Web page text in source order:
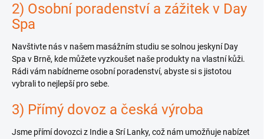
2) Osobní poradenství a zážitek v Day
Spa
Navštivte nás v našem masážním studiu se solnou jeskyní Day
Spa v Brně, kde můžete vyzkoušet naše produkty na vlastní kůži.
Rádi vám nabídneme osobní poradenství, abyste si s jistotou
vybrali to nejlepší pro sebe.
3) Přímý dovoz a česká výroba
Jsme přímí dovozci z Indie a Srí Lanky, což nám umožňuje nabízet